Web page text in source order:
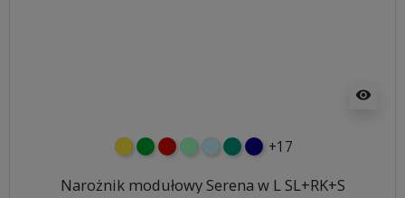
visibility
żółtyzielonyczerwony
miętowybłękitnyturkusowy
granatowy
+17
Narożnik modułowy Serena w L SL+RK+S